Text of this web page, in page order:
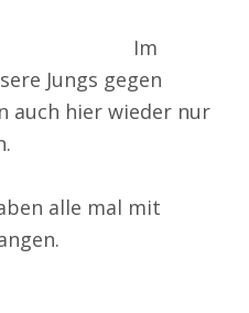
Im
Jungs gegen
auch hier wieder nur
alle mal mit